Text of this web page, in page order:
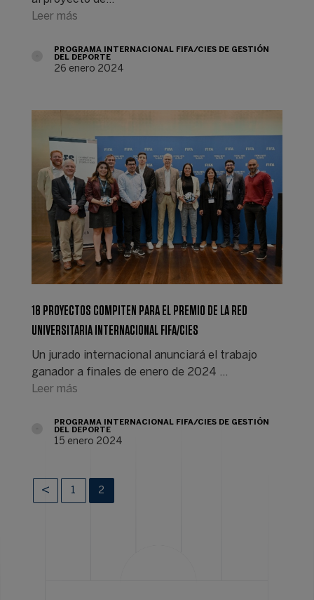
Leer más
PROGRAMA INTERNACIONAL FIFA/CIES DE GESTIÓN
DEL DEPORTE
26 enero 2024
18 PROYECTOS COMPITEN PARA EL PREMIO DE LA RED
UNIVERSITARIA INTERNACIONAL FIFA/CIES
Un jurado internacional anunciará el trabajo
ganador a finales de enero de 2024 ...
Leer más
PROGRAMA INTERNACIONAL FIFA/CIES DE GESTIÓN
DEL DEPORTE
15 enero 2024
1 2